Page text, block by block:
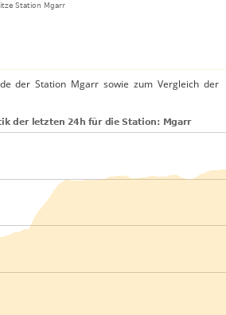
der Station Mgarr sowie zum Vergleich der